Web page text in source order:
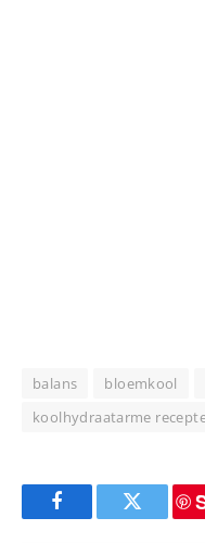
balans bloemkool
koolhydraatarme
FacebookTwitter